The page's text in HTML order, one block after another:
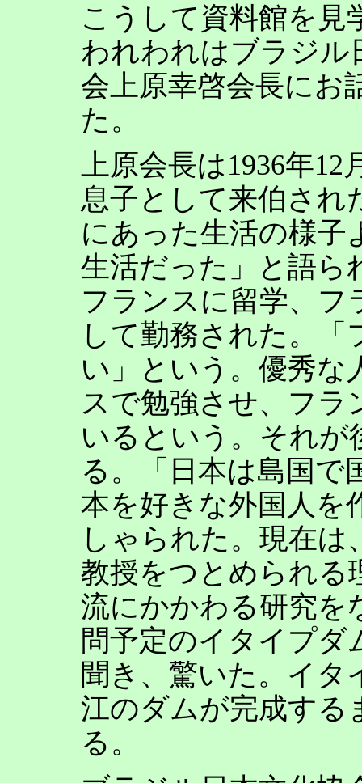
こうして資料館を見
われわれはブラジル
会上原幸啓会長にお
た。
上原会長は1936年12
息子として来伯され
にあった生活の様子
生活だった」と語ら
フランスに留学、フ
して勤務された。
い」という。優秀な
スで勉強させ、フラ
いるという。それが
る。「日本は島国で
本を好きな外国人を
しゃられた。現在
教授をつとめられる
流にかかわる研究を
問予定のイタイプダ
聞き、驚いた。イタ
江のダムが完成する
る。